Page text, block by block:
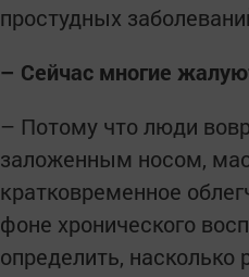
простудных
– Сейчас многие
– Потому что люди
заложенным носом,
кратковременное
фоне хронического
определить, насколько